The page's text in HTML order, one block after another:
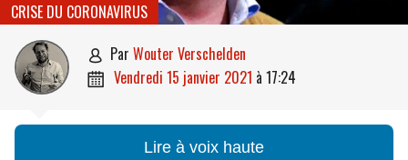
CRISE DU CORONAVIRUS
 par Wouter Verschelden
 vendredi 15 janvier 2021 à 17:24
Lire à voix haute